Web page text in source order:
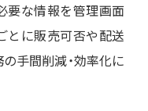
要な情報を管理画面
とに販売可否や配送
手間削減・効率化に